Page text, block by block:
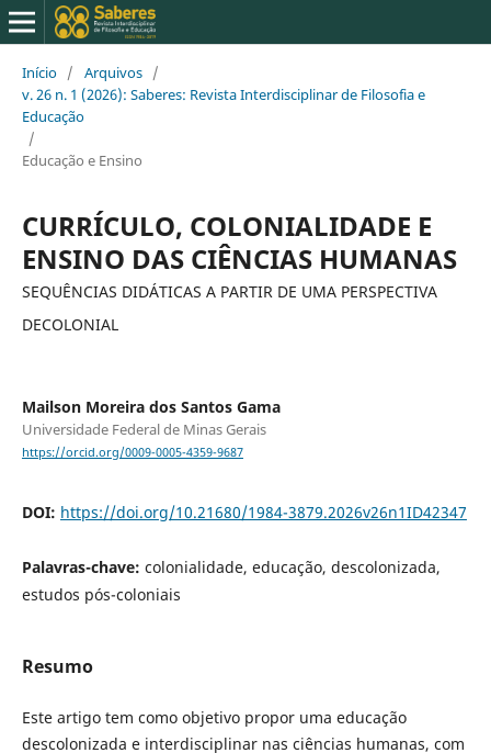
Início / Arquivos /
v. 26 n. 1 (2026): Saberes: Revista Interdisciplinar de Filosofia e
Educação
/
Educação e Ensino
CURRÍCULO, COLONIALIDADE E
ENSINO DAS CIÊNCIAS HUMANAS
SEQUÊNCIAS DIDÁTICAS A PARTIR DE UMA PERSPECTIVA
DECOLONIAL
Mailson Moreira dos Santos Gama
Universidade Federal de Minas Gerais
https://orcid.org/0009-0005-4359-9687
DOI: https://doi.org/10.21680/1984-3879.2026v26n1ID42347
Palavras-chave: colonialidade, educação, descolonizada,
estudos pós-coloniais
Resumo
Este artigo tem como objetivo propor uma educação
descolonizada e interdisciplinar nas ciências humanas, com